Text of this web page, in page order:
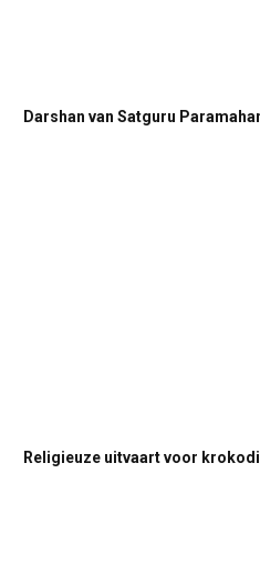
Darshan van Satguru
Religieuze uitvaart voor krokodil